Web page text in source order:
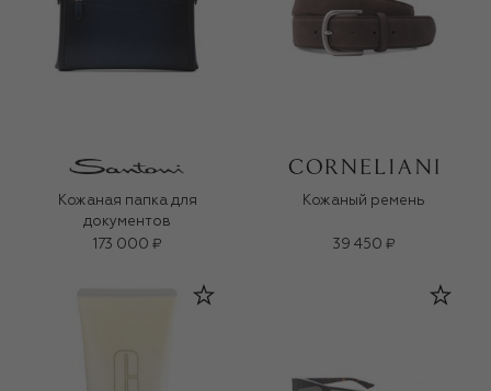
Кожаная папка для
документов
173 000 ₽
Кожаный ремень
39 450 ₽